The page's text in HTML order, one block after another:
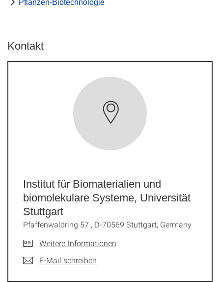
Pflanzen-Biotechnologie
Kontakt
Institut für Biomaterialien und
biomolekulare Systeme, Universität
Stuttgart
Pfaffenwaldring 57 , D-70569 Stuttgart, Germany
Weitere Informationen
E-Mail schreiben